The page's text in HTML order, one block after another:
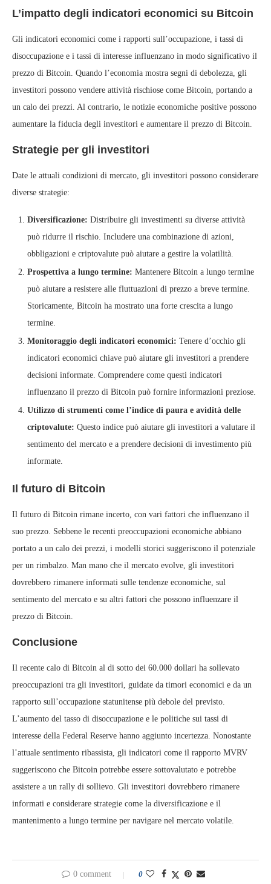
L’impatto degli indicatori economici su Bitcoin
Gli indicatori economici come i rapporti sull’occupazione, i tassi di
disoccupazione e i tassi di interesse influenzano in modo significativo il
prezzo di Bitcoin. Quando l’economia mostra segni di debolezza, gli
investitori possono vendere attività rischiose come Bitcoin, portando a
un calo dei prezzi. Al contrario, le notizie economiche positive possono
aumentare la fiducia degli investitori e aumentare il prezzo di Bitcoin.
Strategie per gli investitori
Date le attuali condizioni di mercato, gli investitori possono considerare
diverse strategie:
Diversificazione: Distribuire gli investimenti su diverse attività
può ridurre il rischio. Includere una combinazione di azioni,
obbligazioni e criptovalute può aiutare a gestire la volatilità.
Prospettiva a lungo termine: Mantenere Bitcoin a lungo termine
può aiutare a resistere alle fluttuazioni di prezzo a breve termine.
Storicamente, Bitcoin ha mostrato una forte crescita a lungo
termine.
Monitoraggio degli indicatori economici: Tenere d’occhio gli
indicatori economici chiave può aiutare gli investitori a prendere
decisioni informate. Comprendere come questi indicatori
influenzano il prezzo di Bitcoin può fornire informazioni preziose.
Utilizzo di strumenti come l’indice di paura e avidità delle
criptovalute: Questo indice può aiutare gli investitori a valutare il
sentimento del mercato e a prendere decisioni di investimento più
informate.
Il futuro di Bitcoin
Il futuro di Bitcoin rimane incerto, con vari fattori che influenzano il
suo prezzo. Sebbene le recenti preoccupazioni economiche abbiano
portato a un calo dei prezzi, i modelli storici suggeriscono il potenziale
per un rimbalzo. Man mano che il mercato evolve, gli investitori
dovrebbero rimanere informati sulle tendenze economiche, sul
sentimento del mercato e su altri fattori che possono influenzare il
prezzo di Bitcoin.
Conclusione
Il recente calo di Bitcoin al di sotto dei 60.000 dollari ha sollevato
preoccupazioni tra gli investitori, guidate da timori economici e da un
rapporto sull’occupazione statunitense più debole del previsto.
L’aumento del tasso di disoccupazione e le politiche sui tassi di
interesse della Federal Reserve hanno aggiunto incertezza. Nonostante
l’attuale sentimento ribassista, gli indicatori come il rapporto MVRV
suggeriscono che Bitcoin potrebbe essere sottovalutato e potrebbe
assistere a un rally di sollievo. Gli investitori dovrebbero rimanere
informati e considerare strategie come la diversificazione e il
mantenimento a lungo termine per navigare nel mercato volatile.
0 comment 0